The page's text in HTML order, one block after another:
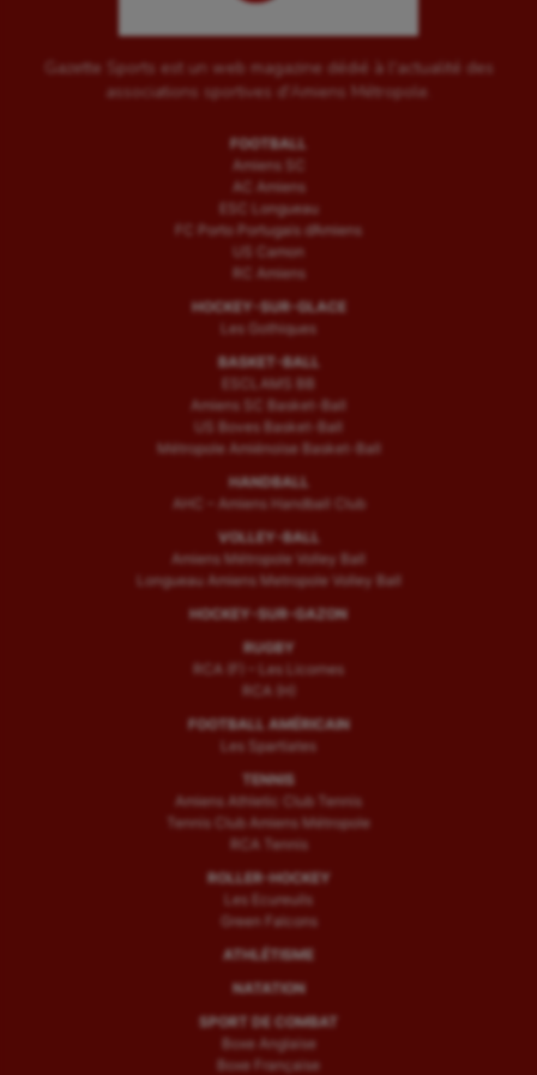
Gazette Sports est un web magazine dédié à l'actualité des
associations sportives d'Amiens Métropole.
FOOTBALL
Amiens SC
AC Amiens
ESC Longueau
FC Porto Portugais d’Amiens
US Camon
RC Amiens
HOCKEY-SUR-GLACE
Les Gothiques
BASKET-BALL
ESCLAMS BB
Amiens SC Basket-Ball
US Boves Basket-Ball
Métropole Amiénoise Basket-Ball
HANDBALL
AHC – Amiens Handball Club
VOLLEY-BALL
Amiens Métropole Volley Ball
Longueau Amiens Metropole Volley Ball
HOCKEY-SUR-GAZON
RUGBY
RCA (F) – Les Licornes
RCA (H)
FOOTBALL AMÉRICAIN
Les Spartiates
TENNIS
Amiens Athletic Club Tennis
Tennis Club Amiens Métropole
RCA Tennis
ROLLER-HOCKEY
Les Ecureuils
Green Falcons
ATHLÉTISME
NATATION
SPORT DE COMBAT
Boxe Anglaise
Boxe Française